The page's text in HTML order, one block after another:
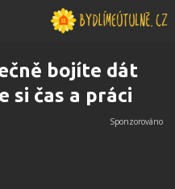
bojíte dát
si čas a práci